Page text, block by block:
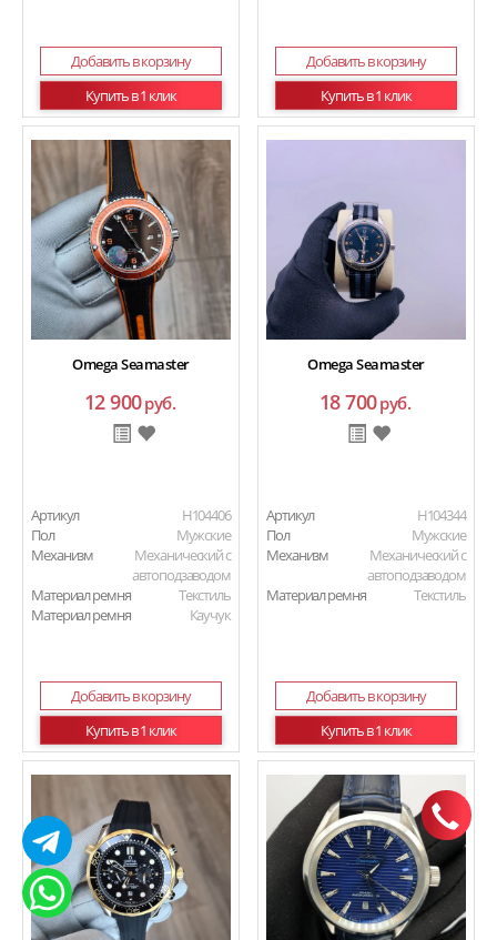
Добавить в корзину
Купить в 1 клик
Добавить в корзину
Купить в 1 клик
Omega Seamaster
12 900руб.
Артикул
H104406
Пол
Мужские
Механизм
Механический с
автоподзаводом
Материал ремня
Текстиль
Материал ремня
Каучук
Добавить в корзину
Купить в 1 клик
Omega Seamaster
18 700руб.
Артикул
H104344
Пол
Мужские
Механизм
Механический с
автоподзаводом
Материал ремня
Текстиль
Добавить в корзину
Купить в 1 клик